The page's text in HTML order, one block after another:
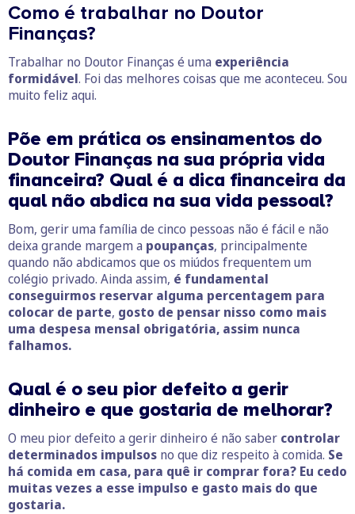
Como é trabalhar no Doutor
Finanças?
Trabalhar no Doutor Finanças é uma experiência
formidável. Foi das melhores coisas que me aconteceu. Sou
muito feliz aqui.
Põe em prática os ensinamentos do
Doutor Finanças na sua própria vida
financeira? Qual é a dica financeira da
qual não abdica na sua vida pessoal?
Bom, gerir uma família de cinco pessoas não é fácil e não
deixa grande margem a poupanças, principalmente
quando não abdicamos que os miúdos frequentem um
colégio privado. Ainda assim, é fundamental
conseguirmos reservar alguma percentagem para
colocar de parte, gosto de pensar nisso como mais
uma despesa mensal obrigatória, assim nunca
falhamos.
Qual é o seu pior defeito a gerir
dinheiro e que gostaria de melhorar?
O meu pior defeito a gerir dinheiro é não saber controlar
determinados impulsos no que diz respeito à comida. Se
há comida em casa, para quê ir comprar fora? Eu cedo
muitas vezes a esse impulso e gasto mais do que
gostaria.